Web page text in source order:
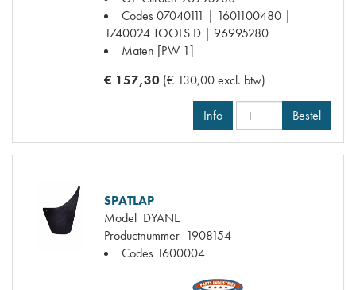
Codes07040111 | 1601100480 |
1740024 TOOLS D | 96995280
Maten [PW 1]
€ 157,30 (€ 130,00 excl. btw)
Info Bestel
SPATLAP
Model DYANE
Productnummer 1908154
Codes 1600004